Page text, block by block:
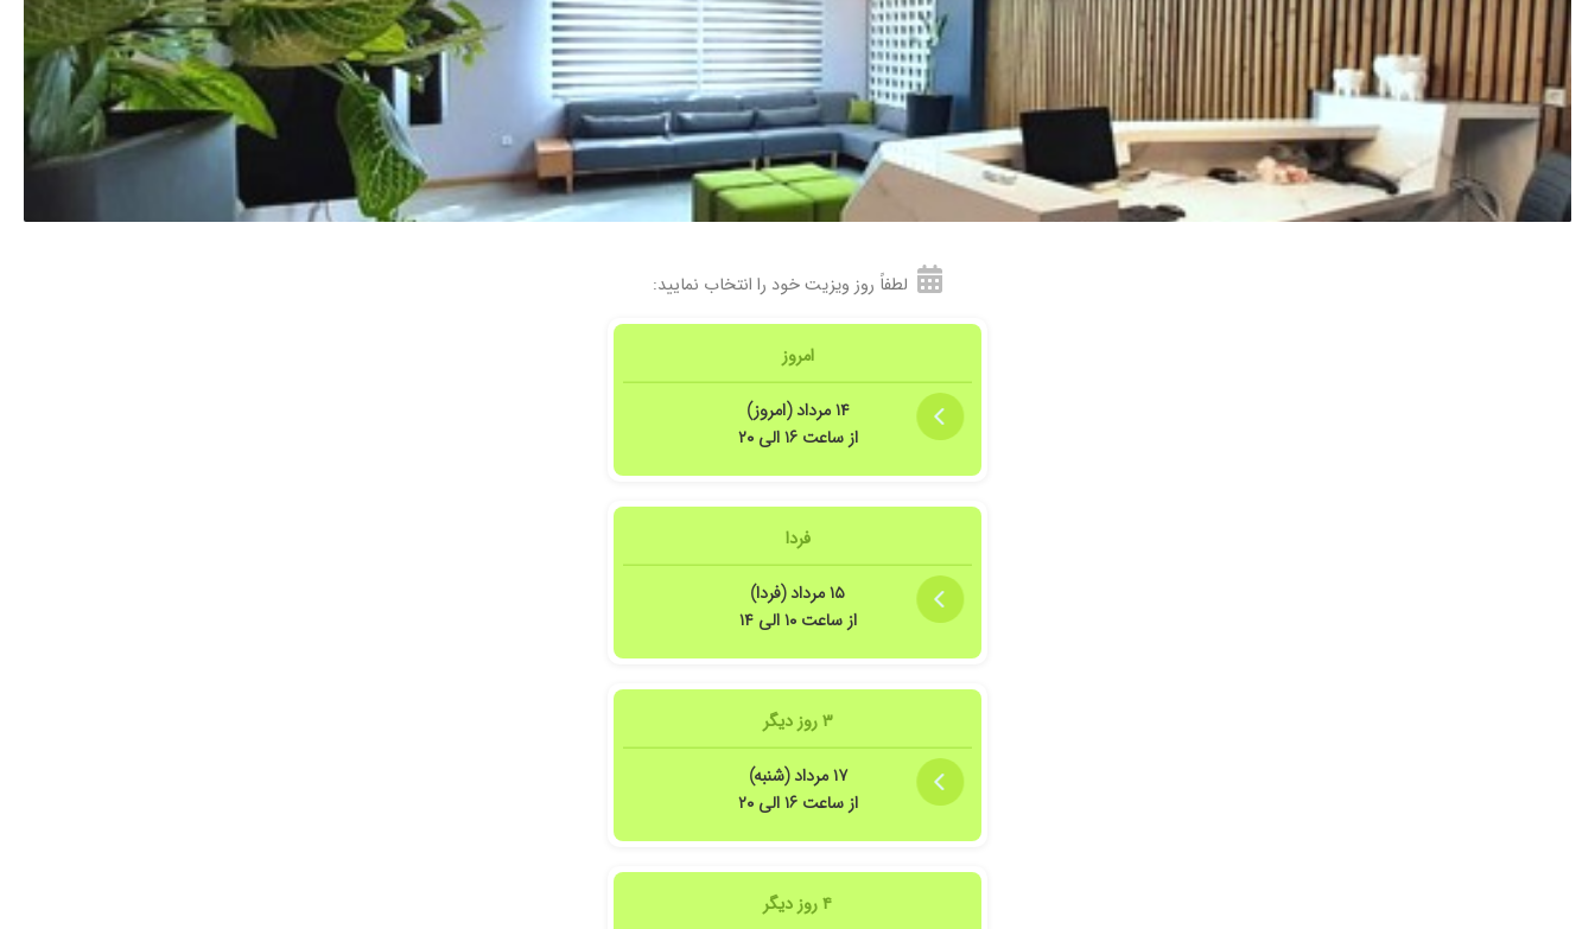
لطفاً روز ویزیت خود را انتخاب نمایید:
امروز
۱۴ مرداد (امروز)
از ساعت ۱۶ الی ۲۰
فردا
۱۵ مرداد (فردا)
از ساعت ۱۰ الی ۱۴
۳ روز دیگر
۱۷ مرداد (شنبه)
از ساعت ۱۶ الی ۲۰
۴ روز دیگر